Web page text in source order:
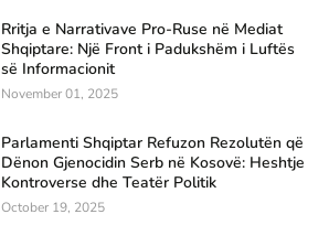
Rritja e Narrativave Pro-Ruse në Mediat
Shqiptare: Një Front i Padukshëm i Luftës
së Informacionit
November 01, 2025
Parlamenti Shqiptar Refuzon Rezolutën që
Dënon Gjenocidin Serb në Kosovë: Heshtje
Kontroverse dhe Teatër Politik
October 19, 2025